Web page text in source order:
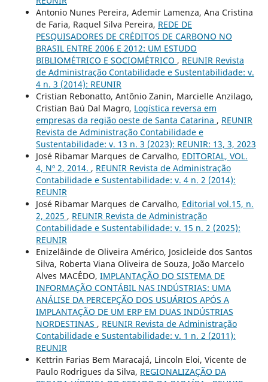
Antonio Nunes Pereira, Ademir Lamenza, Ana Cristina
de Faria, Raquel Silva Pereira, REDE DE
PESQUISADORES DE CRÉDITOS DE CARBONO NO
BRASIL ENTRE 2006 E 2012: UM ESTUDO
BIBLIOMÉTRICO E SOCIOMÉTRICO , REUNIR Revista
de Administração Contabilidade e Sustentabilidade: v.
4 n. 3 (2014): REUNIR
Cristian Rebonatto, Antônio Zanin, Marcielle Anzilago,
Cristian Baú Dal Magro, Logística reversa em
empresas da região oeste de Santa Catarina , REUNIR
Revista de Administração Contabilidade e
Sustentabilidade: v. 13 n. 3 (2023): REUNIR: 13, 3, 2023
José Ribamar Marques de Carvalho, EDITORIAL, VOL.
4, Nº 2, 2014. , REUNIR Revista de Administração
Contabilidade e Sustentabilidade: v. 4 n. 2 (2014):
REUNIR
José Ribamar Marques de Carvalho, Editorial vol.15, n.
2, 2025 , REUNIR Revista de Administração
Contabilidade e Sustentabilidade: v. 15 n. 2 (2025):
REUNIR
Enizelâinde de Oliveira Américo, Josicleide dos Santos
Silva, Roberta Viana Oliveira de Souza, João Marcelo
Alves MACÊDO, IMPLANTAÇÃO DO SISTEMA DE
INFORMAÇÃO CONTÁBIL NAS INDÚSTRIAS: UMA
ANÁLISE DA PERCEPÇÃO DOS USUÁRIOS APÓS A
IMPLANTAÇÃO DE UM ERP EM DUAS INDÚSTRIAS
NORDESTINAS , REUNIR Revista de Administração
Contabilidade e Sustentabilidade: v. 1 n. 2 (2011):
REUNIR
Kettrin Farias Bem Maracajá, Lincoln Eloi, Vicente de
Paulo Rodrigues da Silva, REGIONALIZAÇÃO DA